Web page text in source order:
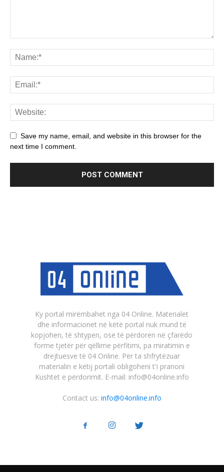
Save my name, email, and website in this browser for the
next time I comment.
Ky portal mirëmbahet nga 04 Online. Materialet
dhe informacionet në këtë portal nuk mund të
kopjohen, të shtypen, ose të përdoren në çfarëdo
forme tjetër për qëllime përfitimi, pa miratimin e
drejtuesve të 04 Online. Për ta shfrytëzuar
materialin e këtij portali obligoheni t'i pranoni
Kushtet e përdorimit. E-mail: info@04online.info
Contact us: info@04online.info